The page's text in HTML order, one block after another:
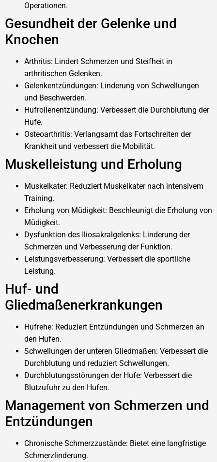
Operationen.
Gesundheit der Gelenke und
Knochen
Arthritis: Lindert Schmerzen und Steifheit in
arthritischen Gelenken.
Gelenkentzündungen: Linderung von Schwellungen
und Beschwerden.
Hufrollenentzündung: Verbessert die Durchblutung der
Hufe.
Osteoarthritis: Verlangsamt das Fortschreiten der
Krankheit und verbessert die Mobilität.
Muskelleistung und Erholung
Muskelkater: Reduziert Muskelkater nach intensivem
Training.
Erholung von Müdigkeit: Beschleunigt die Erholung von
Müdigkeit.
Dysfunktion des Iliosakralgelenks: Linderung der
Schmerzen und Verbesserung der Funktion.
Leistungsverbesserung: Verbessert die sportliche
Leistung.
Huf- und
Gliedmaßenerkrankungen
Hufrehe: Reduziert Entzündungen und Schmerzen an
den Hufen.
Schwellungen der unteren Gliedmaßen: Verbessert die
Durchblutung und reduziert Schwellungen.
Durchblutungsstörungen der Hufe: Verbessert die
Blutzufuhr zu den Hufen.
Management von Schmerzen und
Entzündungen
Chronische Schmerzzustände: Bietet eine langfristige
Schmerzlinderung.